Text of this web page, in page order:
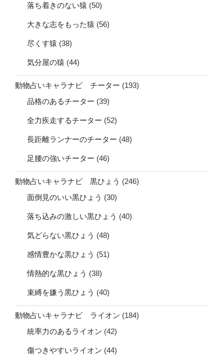
落ち着きのない猿 (50)
大きな志をもった猿 (56)
尽くす猿 (38)
気分屋の猿 (44)
動物占いキャラナビ チーター (193)
品格のあるチーター (39)
全力疾走するチーター (52)
長距離ランナーのチーター (48)
足腰の強いチーター (46)
動物占いキャラナビ 黒ひょう (246)
面倒見のいい黒ひょう (30)
落ち込みの激しい黒ひょう (40)
気どらない黒ひょう (48)
感情豊かな黒ひょう (51)
情熱的な黒ひょう (38)
束縛を嫌う黒ひょう (40)
動物占いキャラナビ ライオン (184)
統率力のあるライオン (42)
傷つきやすいライオン (44)